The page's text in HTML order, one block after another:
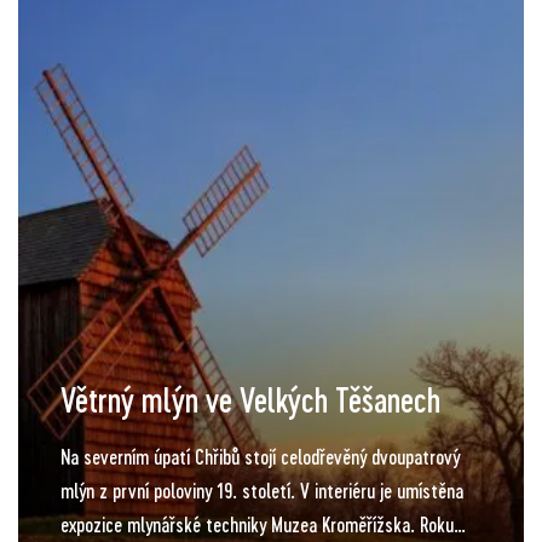
Větrný mlýn ve Velkých Těšanech
Na severním úpatí Chřibů stojí celodřevěný dvoupatrový
mlýn z první poloviny 19. století. V interiéru je umístěna
expozice mlynářské techniky Muzea Kroměřížska. Roku